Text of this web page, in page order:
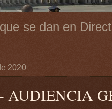
se dan en
2020
AUDIENCIA